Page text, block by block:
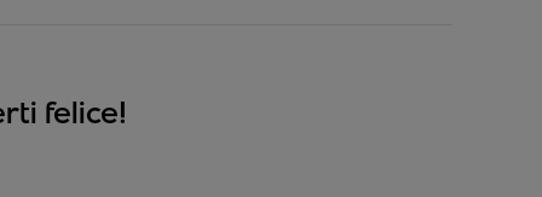
felice!